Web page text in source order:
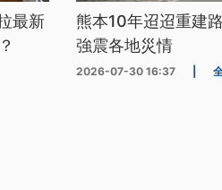
最新
熊本10年迢迢重建
強震各地災情
2026-07-30 16:37